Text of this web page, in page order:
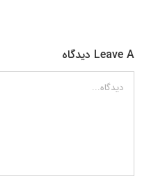
Leave A دیدگاه
دیدگاه